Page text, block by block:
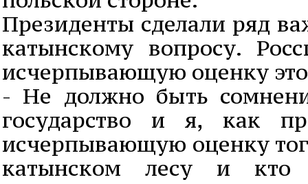
Президенты сделали ряд
катынскому вопросу.
исчерпывающую оценку
- Не должно быть
государство и я, как
исчерпывающую оценку
катынском лесу и